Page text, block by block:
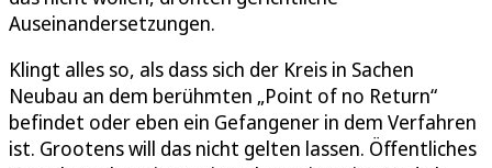
Auseinandersetzungen.
Klingt alles so, als dass sich der Kreis in Sachen
Neubau an dem berühmten „Point of no Return“
befindet oder eben ein Gefangener in dem Verfahren
ist. Grootens will das nicht gelten lassen. Öffentliches